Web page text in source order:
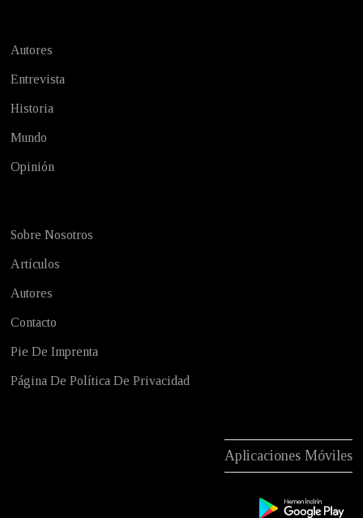
Autores
Entrevista
Historia
Mundo
Opinión
Sobre Nosotros
Artículos
Autores
Contacto
Pie De Imprenta
Página De Política De Privacidad
Aplicaciones Móviles